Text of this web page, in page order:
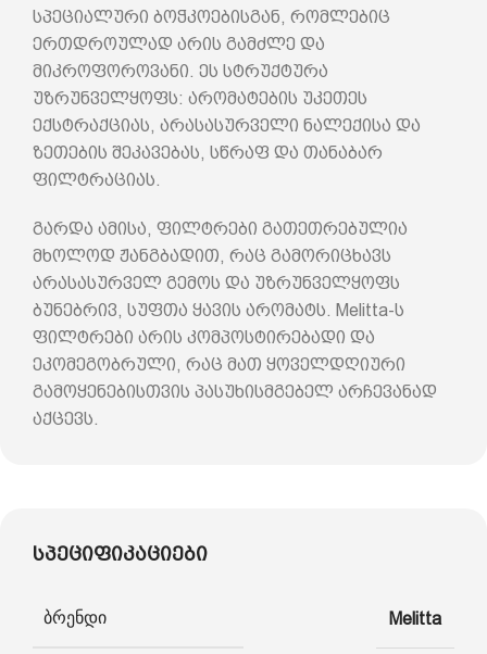
სპეციალური ბოჭკოებისგან, რომლებიც
ერთდროულად არის გამძლე და
მიკროფოროვანი. ეს სტრუქტურა
უზრუნველყოფს: არომატების უკეთეს
ექსტრაქციას, არასასურველი ნალექისა და
ზეთების შეკავებას, სწრაფ და თანაბარ
ფილტრაციას.
გარდა ამისა, ფილტრები გათეთრებულია
მხოლოდ ჟანგბადით, რაც გამორიცხავს
არასასურველ გემოს და უზრუნველყოფს
ბუნებრივ, სუფთა ყავის არომატს. Melitta-ს
ფილტრები არის კომპოსტირებადი და
ეკომეგობრული, რაც მათ ყოველდღიური
გამოყენებისთვის პასუხისმგებელ არჩევანად
აქცევს.
სპეციფიკაციები
ბრენდი Melitta